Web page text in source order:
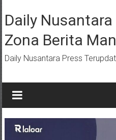
ke
konten
Daily
Zona Berita
Daily Nusantara Press